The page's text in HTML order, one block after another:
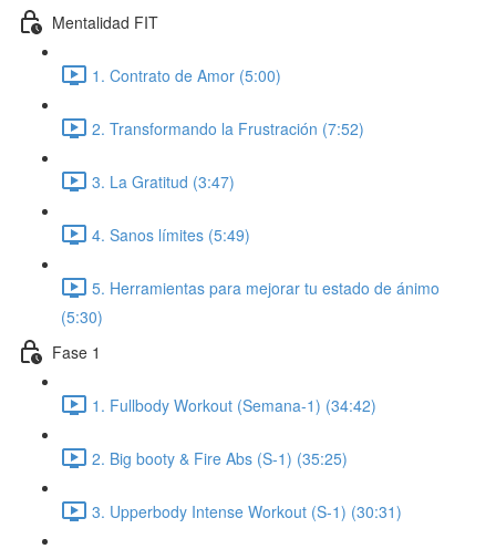
Mentalidad FIT
1. Contrato de Amor (5:00)
2. Transformando la Frustración (7:52)
3. La Gratitud (3:47)
4. Sanos límites (5:49)
5. Herramientas para mejorar tu estado de ánimo
(5:30)
Fase 1
1. Fullbody Workout (Semana-1) (34:42)
2. Big booty & Fire Abs (S-1) (35:25)
3. Upperbody Intense Workout (S-1) (30:31)